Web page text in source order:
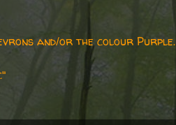
and/or the colour Purple.